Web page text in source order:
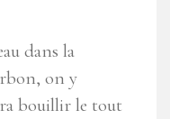
dans la
on y
bouillir le tout